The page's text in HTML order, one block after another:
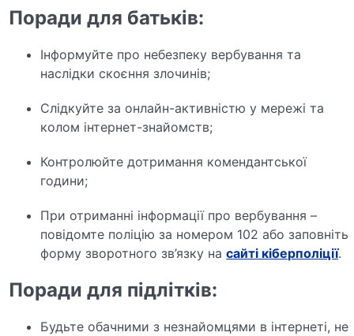
Поради для батьків:
Інформуйте про небезпеку вербування та
наслідки скоєння злочинів;
Слідкуйте за онлайн-активністю у мережі та
колом інтернет-знайомств;
Контролюйте дотримання комендантської
години;
При отриманні інформації про вербування –
повідомте поліцію за номером 102 або заповніть
форму зворотного зв’язку насайті кіберполіції.
Поради для підлітків:
Будьте обачними з незнайомцями в інтернеті, не